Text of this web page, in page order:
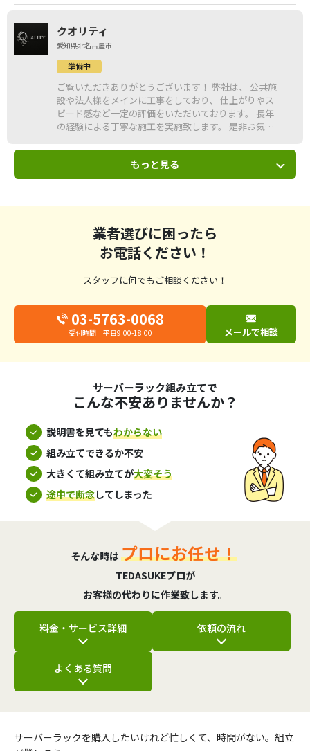
クオリティ
愛知県北名古屋市
準備中
ご覧いただきありがとうございます！ 弊社は、 公共施
設や法人様をメインに工事をしており、 仕上がりやス
ピード感など一定の評価をいただいております。 長年
の経験による丁寧な施工を実施致します。 是非お気軽
もっと見る
業者選びに困ったら
お電話ください！
スタッフに何でもご相談ください！
03-5763-0068
受付時間 平日9:00-18:00 メールで相談
サーバーラック組み立てで
こんな不安ありませんか？
説明書を見てもわからない
組み立てできるか不安
大きくて組み立てが大変そう
途中で断念してしまった
そんな時はプロにお任せ！
TEDASUKEプロが
お客様の代わりに作業致します。
料金・サービス詳細 依頼の流れ
よくある質問
サーバーラックを購入したいけれど忙しくて、時間がない。組立